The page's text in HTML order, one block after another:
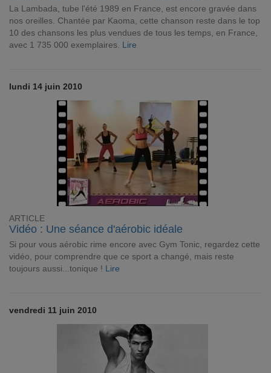
La Lambada, tube l'été 1989 en France, est encore gravée dans
nos oreilles. Chantée par Kaoma, cette chanson reste dans le top
10 des chansons les plus vendues de tous les temps, en France,
avec 1 735 000 exemplaires. Lire
lundi 14 juin 2010
ARTICLE
Vidéo : Une séance d'aérobic idéale
Si pour vous aérobic rime encore avec Gym Tonic, regardez cette
vidéo, pour comprendre que ce sport a changé, mais reste
toujours aussi...tonique ! Lire
vendredi 11 juin 2010